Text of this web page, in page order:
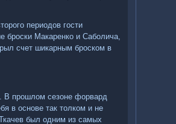
периодов гости
броски Макаренко и Саболича,
счет шикарным броском в
В прошлом сезоне форвард
в основе так толком и не
был одним из самых